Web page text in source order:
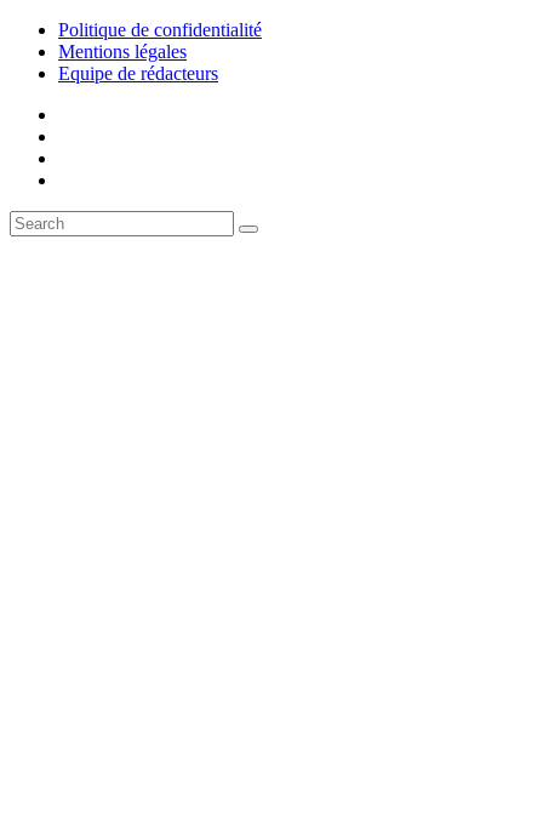
Politique de confidentialité
Mentions légales
Equipe de rédacteurs